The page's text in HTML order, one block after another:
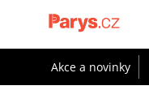
Akce a novinky